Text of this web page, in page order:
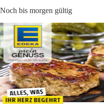
Noch bis morgen gültig